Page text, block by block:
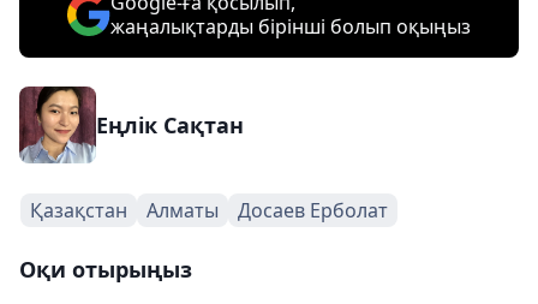
жаңалықтарды бірінші болып оқыңыз
Еңлік Сақтан
Қазақстан Алматы Досаев Ерболат
Оқи отырыңыз